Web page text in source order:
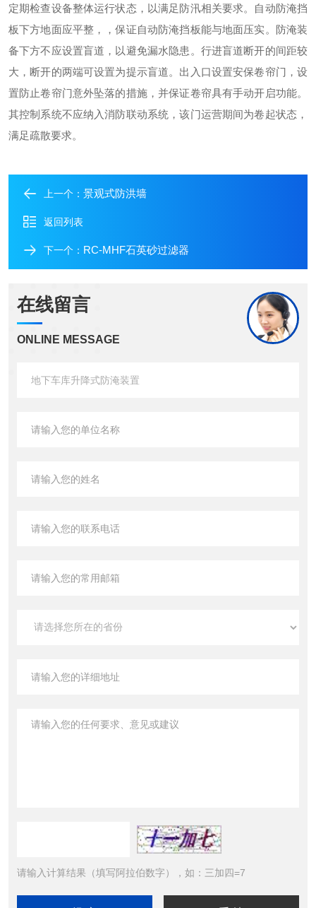
定期检查设备整体运行状态，以满足防汛相关要求。自动防淹挡
板下方地面应平整，，保证自动防淹挡板能与地面压实。防淹装
备下方不应设置盲道，以避免漏水隐患。行进盲道断开的间距较
大，断开的两端可设置为提示盲道。出入口设置安保卷帘门，设
置防止卷帘门意外坠落的措施，并保证卷帘具有手动开启功能。
其控制系统不应纳入消防联动系统，该门运营期间为卷起状态，
满足疏散要求。
上一个： 景观式防洪墙
返回列表
下一个： RC-MHF石英砂过滤器
在线留言
ONLINE MESSAGE
请输入计算结果（填写阿拉伯数字），如：三加四=7